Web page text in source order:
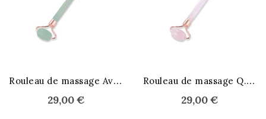
R
ouleau de massage Aventurine
29,00 €
R
ouleau de massage Q. rose
29,00 €